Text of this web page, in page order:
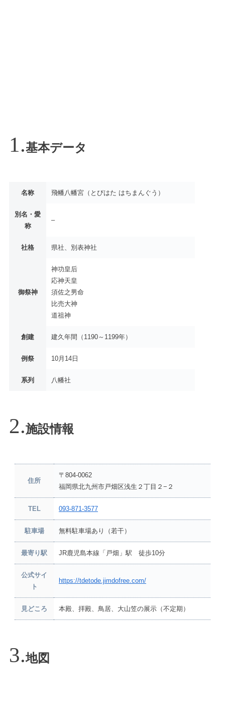
基本データ
名称 飛幡八幡宮（とびはた はちまんぐう）
別名・愛
称
–
社格 県社、別表神社
御祭神
神功皇后
応神天皇
須佐之男命
比売大神
道祖神
創建 建久年間（1190～1199年）
例祭 10月14日
系列 八幡社
施設情報
住所
〒804-0062
福岡県北九州市戸畑区浅生２丁目２−２
TEL 093-871-3577
駐車場 無料駐車場あり（若干）
最寄り駅 JR鹿児島本線「戸畑」駅 徒歩10分
公式サイ
ト
https://tdetode.jimdofree.com/
見どころ 本殿、拝殿、鳥居、大山笠の展示（不定期）
地図